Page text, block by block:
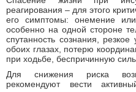
реагирования – для этого
его симптомы: онемение
особенно на одной стороне
спутанность сознания,
обоих глазах, потерю
при ходьбе, беспричинную
Для снижения риска
рекомендуют вести